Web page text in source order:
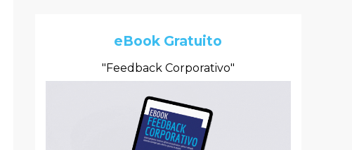
eBook Gratuito
"Feedback Corporativo"